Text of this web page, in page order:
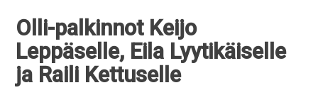
Olli-palkinnot Keijo
Leppäselle, Eila Lyytikäiselle
ja Raili Kettuselle